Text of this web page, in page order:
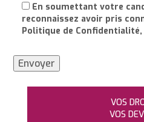
En soumettant votre
reconnaissez avoir pris
Politique de Confidentialité,
VOS
VOS